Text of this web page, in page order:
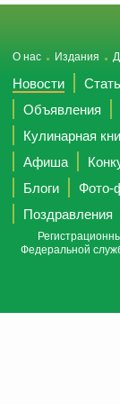
О нас Издания
Новости
Объявления
Кулинарная
Афиша
Блоги
Фото-
Поздравления
Федеральной